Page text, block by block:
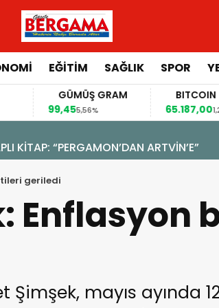
EĞİTİM SAĞLIK SPOR
GÜMÜŞ GRAM
99,45
5,56%
BITCOIN
65.187,001,23%
KİTAP: “PERGAMON’DAN ARTVİN’E”
geriledi
Enflasyon
mayıs ayında